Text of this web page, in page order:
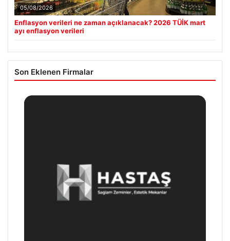
05/08/2026
Enflasyon verileri ne zaman açıklanacak? 2026 TÜİK mart
ayı enflasyon verileri
Son Eklenen Firmalar